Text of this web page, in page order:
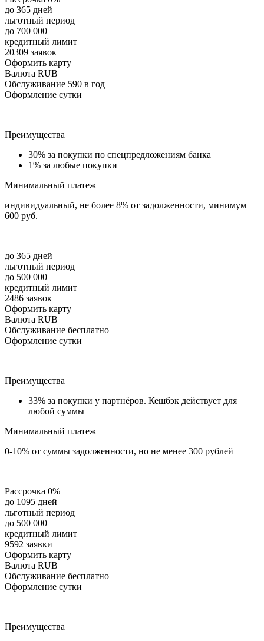
до 365 дней
льготный период
до 700 000
кредитный лимит
20309 заявок
Оформить карту
Валюта RUB
Обслуживание 590 в год
Оформление сутки
Преимущества
30% за покупки по спецпредложениям банка
1% за любые покупки
Минимальный платеж
индивидуальный, не более 8% от задолженности, минимум
600 руб.
до 365 дней
льготный период
до 500 000
кредитный лимит
2486 заявок
Оформить карту
Валюта RUB
Обслуживание бесплатно
Оформление сутки
Преимущества
33% за покупки у партнёров. Кешбэк действует для
любой суммы
Минимальный платеж
0-10% от суммы задолженности, но не менее 300 рублей
Рассрочка 0%
до 1095 дней
льготный период
до 500 000
кредитный лимит
9592 заявки
Оформить карту
Валюта RUB
Обслуживание бесплатно
Оформление сутки
Преимущества